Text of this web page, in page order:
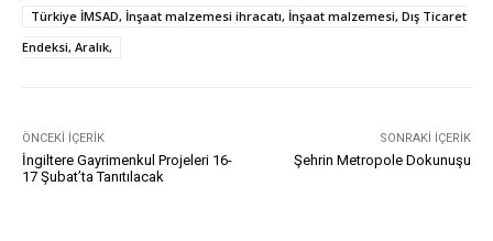
Türkiye İMSAD, İnşaat malzemesi ihracatı, İnşaat malzemesi, Dış Ticaret
Endeksi, Aralık,
ÖNCEKI İÇERIK
İngiltere Gayrimenkul Projeleri 16-
17 Şubat’ta Tanıtılacak
SONRAKI İÇERIK
Şehrin Metropole Dokunuşu